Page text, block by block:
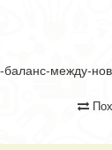
между-